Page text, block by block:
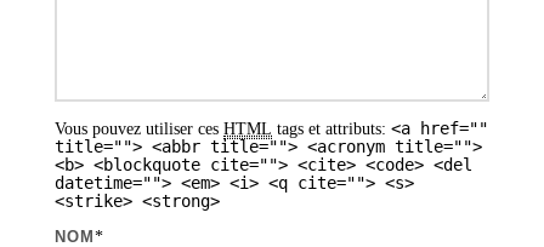
Vous pouvez utiliser ces HTML tags et attributs: <a href=""
title=""> <abbr title=""> <acronym title="">
<b> <blockquote cite=""> <cite> <code> <del
datetime=""> <em> <i> <q cite=""> <s>
<strike> <strong>
NOM *